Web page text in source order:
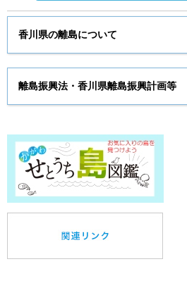
香川県の離島について
離島振興法・香川県離島振興計画等